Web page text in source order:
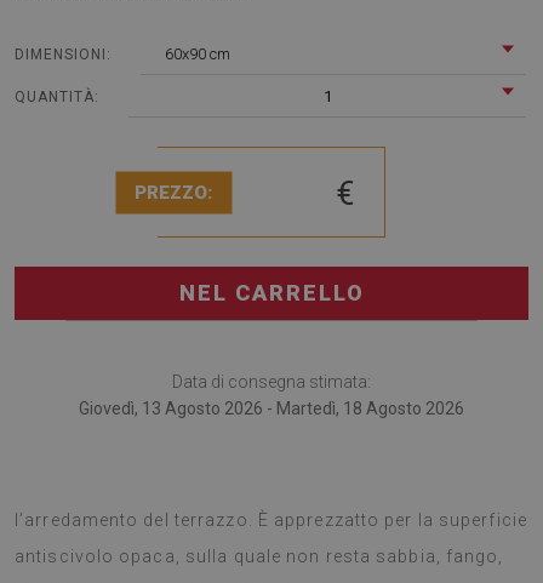
DIMENSIONI: 60x90 cm
QUANTITÀ: 1
PREZZO: €
NEL CARRELLO
Data di consegna stimata:
Giovedì, 13 Agosto 2026 - Martedì, 18 Agosto 2026
l’arredamento del terrazzo. È apprezzatto per la superficie
antiscivolo opaca, sulla quale non resta sabbia, fango,